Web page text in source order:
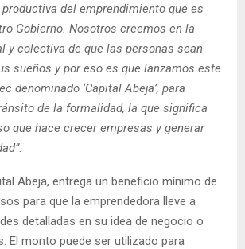
del emprendimiento que es
Gobierno. Nosotros creemos en la
y colectiva de que las personas sean
sueños y por eso es que lanzamos este
denominado ‘Capital Abeja’, para
de la formalidad, la que significa
que hace crecer empresas y generar
.
Abeja, entrega un beneficio mínimo de
para que la emprendedora lleve a
detalladas en su idea de negocio o
El monto puede ser utilizado para